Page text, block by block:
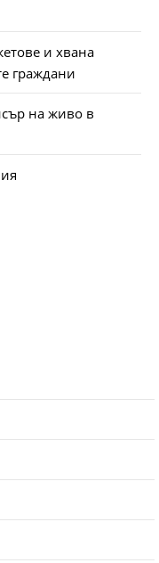
и хвана
граждани
на живо в